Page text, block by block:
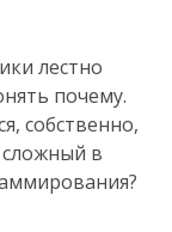
лестно
почему.
собственно,
сложный в